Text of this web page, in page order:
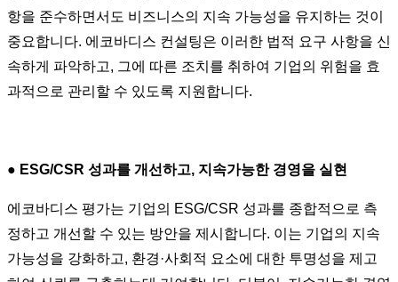
항을 준수하면서도 비즈니스의 지속 가능성을 유지하는 것이
중요합니다. 에코바디스 컨설팅은 이러한 법적 요구 사항을 신
속하게 파악하고, 그에 따른 조치를 취하여 기업의 위험을 효
과적으로 관리할 수 있도록 지원합니다.
● ESG/CSR 성과를 개선하고, 지속가능한 경영을 실현
에코바디스 평가는 기업의 ESG/CSR 성과를 종합적으로 측
정하고 개선할 수 있는 방안을 제시합니다. 이는 기업의 지속
가능성을 강화하고, 환경·사회적 요소에 대한 투명성을 제고